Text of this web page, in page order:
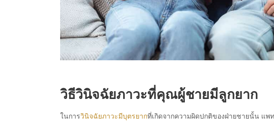
วิธีวินิจฉัยภาวะที่คุณผู้ชายมีลูกยาก
ในการวินิจฉัยภาวะมีบุตรยากที่เกิดจากความผิดปกติของฝ่ายชายนั้น แพ